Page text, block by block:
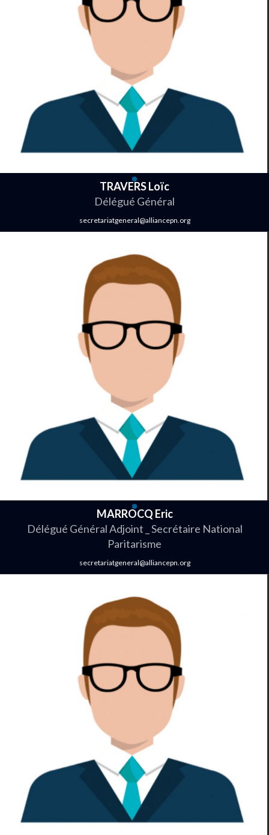
TRAVERS Loïc
Délégué Général
secretariatgeneral@alliancepn.org
MARROCQ Eric
Délégué Général Adjoint _ Secrétaire National
Paritarisme
secretariatgeneral@alliancepn.org